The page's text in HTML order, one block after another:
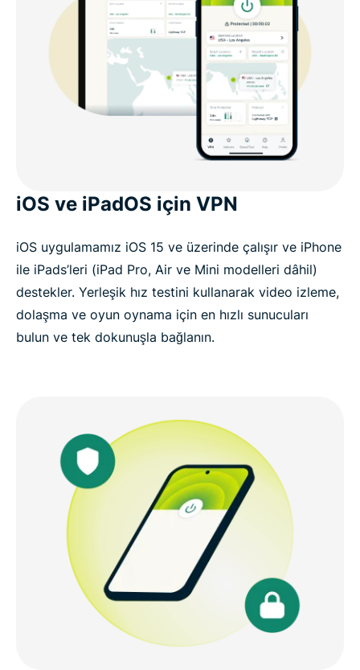
iOS ve iPadOS için VPN
iOS uygulamamız iOS 15 ve üzerinde çalışır ve iPhone
ile iPads’leri (iPad Pro, Air ve Mini modelleri dâhil)
destekler. Yerleşik hız testini kullanarak video izleme,
dolaşma ve oyun oynama için en hızlı sunucuları
bulun ve tek dokunuşla bağlanın.